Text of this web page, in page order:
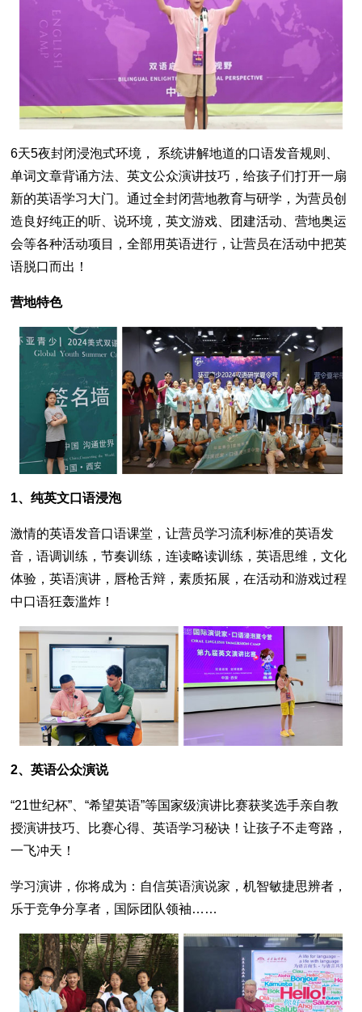
6天5夜封闭浸泡式环境， 系统讲解地道的口语发音规则、
单词文章背诵方法、英文公众演讲技巧，给孩子们打开一扇
新的英语学习大门。通过全封闭营地教育与研学，为营员创
造良好纯正的听、说环境，英文游戏、团建活动、营地奥运
会等各种活动项目，全部用英语进行，让营员在活动中把英
语脱口而出！
营地特色
1、纯英文口语浸泡
激情的英语发音口语课堂，让营员学习流利标准的英语发
音，语调训练，节奏训练，连读略读训练，英语思维，文化
体验，英语演讲，唇枪舌辩，素质拓展，在活动和游戏过程
中口语狂轰滥炸！
2、英语公众演说
“21世纪杯”、“希望英语”等国家级演讲比赛获奖选手亲自教
授演讲技巧、比赛心得、英语学习秘诀！让孩子不走弯路，
一飞冲天！
学习演讲，你将成为：自信英语演说家，机智敏捷思辨者，
乐于竞争分享者，国际团队领袖……